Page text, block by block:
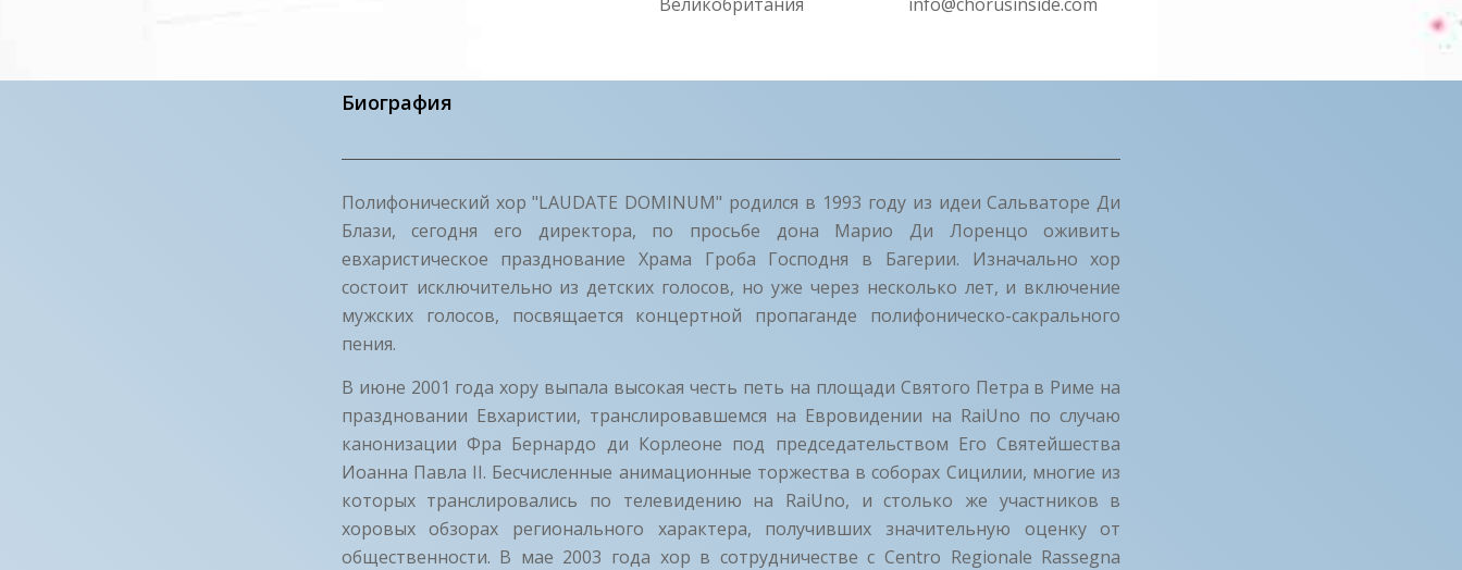
Биография
Полифонический хор "LAUDATE DOMINUM" родился в 1993 году из идеи Сальваторе Ди
Блази, сегодня его директора, по просьбе дона Марио Ди Лоренцо оживить
евхаристическое празднование Храма Гроба Господня в Багерии. Изначально хор
состоит исключительно из детских голосов, но уже через несколько лет, и включение
мужских голосов, посвящается концертной пропаганде полифоническо-сакрального
пения.
В июне 2001 года хору выпала высокая честь петь на площади Святого Петра в Риме на
праздновании Евхаристии, транслировавшемся на Евровидении на RaiUno по случаю
канонизации Фра Бернардо ди Корлеоне под председательством Его Святейшества
Иоанна Павла II. Бесчисленные анимационные торжества в соборах Сицилии, многие из
которых транслировались по телевидению на RaiUno, и столько же участников в
хоровых обзорах регионального характера, получивших значительную оценку от
общественности. В мае 2003 года хор в сотрудничестве с Centro Regionale Rassegna